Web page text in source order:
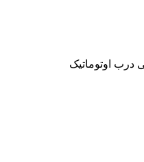
اوتوماتیک